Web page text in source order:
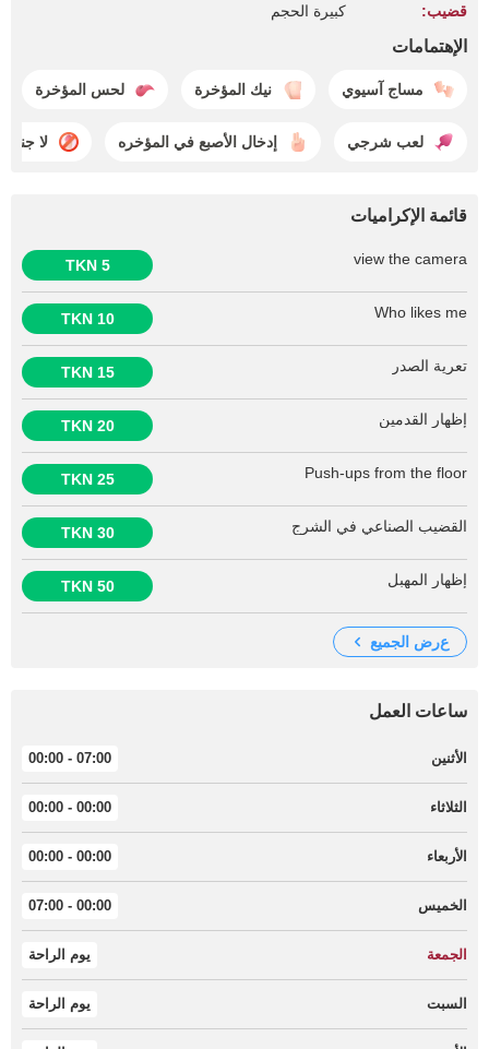
قضيب: كبيرة الحجم
الإهتمامات
مساج آسيوي نيك المؤخرة لحس المؤخرة
لعب شرجي إدخال الأصبع في المؤخره لا جنس
قائمة الإكراميات
view the camera
5 TKN
Who likes me
10 TKN
تعرية الصدر 15 TKN
إظهار القدمين 20 TKN
Push-ups from the floor
25 TKN
القضيب الصناعي في الشرج 30 TKN
إظهار المهبل 50 TKN
عرض الجميع
ساعات العمل
الأثنين 07:00 - 00:00
الثلاثاء 00:00 - 00:00
الأربعاء 00:00 - 00:00
الخميس 00:00 - 07:00
الجمعة يوم الراحة
السبت يوم الراحة